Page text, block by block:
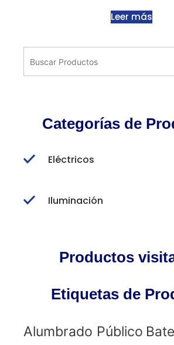
Leer más
Categorías de
Eléctricos
Iluminación
Productos
Etiquetas de
Alumbrado Público